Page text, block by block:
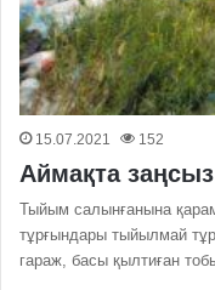
15.07.2021 152
Аймақта
Тыйым салынғанына
тұрғындары тыйылмай
гараж, басы қылтиған